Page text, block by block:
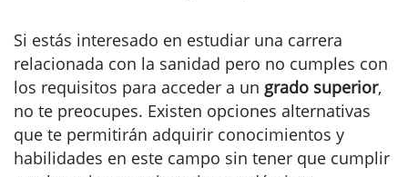
Si estás interesado en estudiar una carrera
relacionada con la sanidad pero no cumples con
los requisitos para acceder a un grado superior,
no te preocupes. Existen opciones alternativas
que te permitirán adquirir conocimientos y
habilidades en este campo sin tener que cumplir